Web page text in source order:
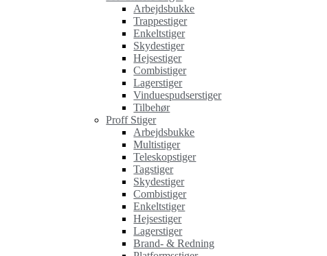
Arbejdsbukke
Trappestiger
Enkeltstiger
Skydestiger
Hejsestiger
Combistiger
Lagerstiger
Vinduespudserstiger
Tilbehør
Proff Stiger
Arbejdsbukke
Multistiger
Teleskopstiger
Tagstiger
Skydestiger
Combistiger
Enkeltstiger
Hejsestiger
Lagerstiger
Brand- & Redning